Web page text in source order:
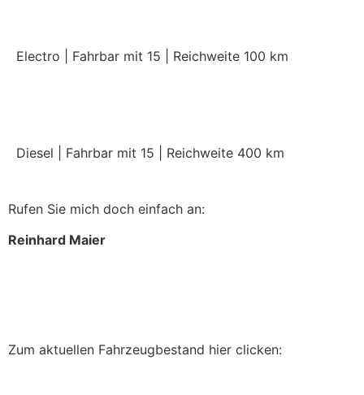
Electro | Fahrbar mit 15 | Reichweite 100 km
Diesel | Fahrbar mit 15 | Reichweite 400 km
Rufen Sie mich doch einfach an:
Reinhard Maier
Zum aktuellen Fahrzeugbestand hier clicken: